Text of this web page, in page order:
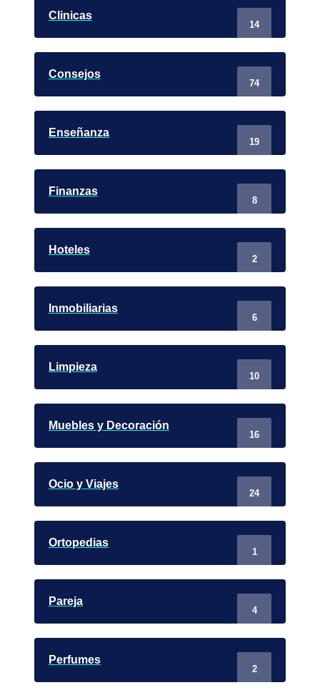
Clinicas
14
Consejos
74
Enseñanza
19
Finanzas
8
Hoteles
2
Inmobiliarias
6
Limpieza
10
Muebles y Decoración
16
Ocio y Viajes
24
Ortopedias
1
Pareja
4
Perfumes
2